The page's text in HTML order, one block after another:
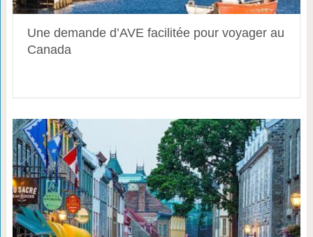
Une demande d’AVE facilitée pour voyager au
Canada